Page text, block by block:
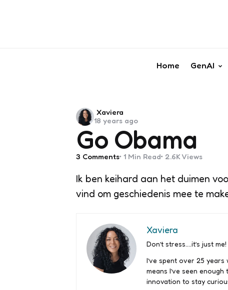
Home GenAI
Go Obama
Posted
by
Xaviera
18 years ago
3 Comments 1 Min Read 2.6K Views
Ik ben keihard aan het duimen
vind om geschiedenis mee te
Xaviera
Don’t stress….it’s just me!
I’ve spent over 25
means I’ve seen
innovation to stay